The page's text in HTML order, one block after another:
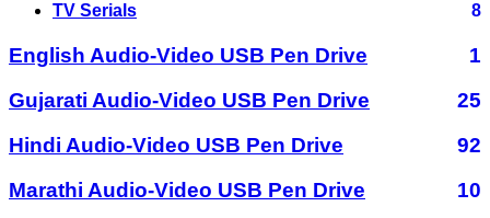
TV Serials 8
English Audio-Video USB Pen Drive
1
Gujarati Audio-Video USB Pen Drive
25
Hindi Audio-Video USB Pen Drive
92
Marathi Audio-Video USB Pen Drive
10